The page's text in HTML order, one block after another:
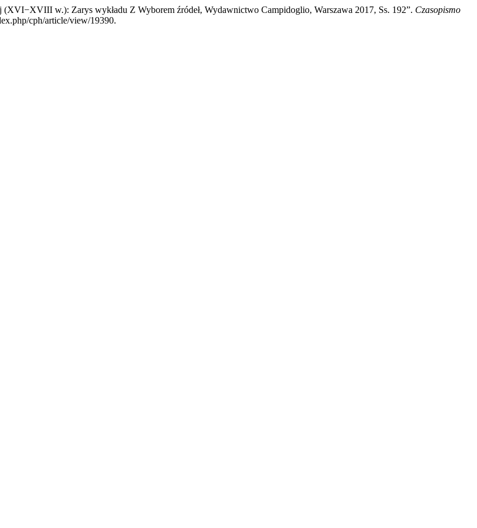
w.): Zarys wykładu Z Wyborem źródeł, Wydawnictwo Campidoglio, Warszawa 2017, Ss. 192”. Czasopismo
cph/article/view/19390.